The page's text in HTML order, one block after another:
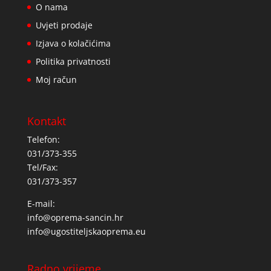
O nama
Uvjeti prodaje
Izjava o kolačićima
Politika privatnosti
Moj račun
Kontakt
Telefon:
031/373-355
Tel/Fax:
031/373-357
E-mail:
info@oprema-sancin.hr
info@ugostiteljskaoprema.eu